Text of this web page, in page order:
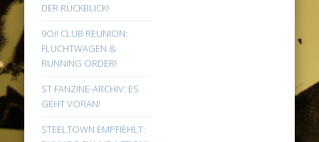
DER RÜCKBLICK!
9Oi! CLUB REUNION:
FLUCHTWAGEN &
RUNNING ORDER!
ST FANZINE-ARCHIV: ES
GEHT VORAN!
STEELTOWN EMPFIEHLT: